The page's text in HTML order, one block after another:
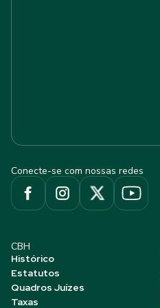
Conecte-se com nossas redes
CBH
Histórico
Estatutos
Quadros Juízes
Taxas